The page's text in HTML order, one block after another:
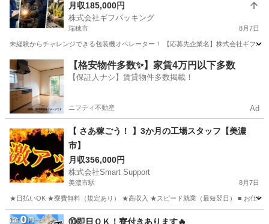
らチャレンジできる包装機オペレーター！
月収185,000円
株式会社ギフパッキング
瑞穂市 8月7日
未経験からチャレンジできる包装機オペレーター！ 【応募先企業名】株式会社ギフ
岐阜 瑞穂市 工場
【格安物件多数✨】家賃4万円以下多数
【保証人ナシ】賃貸物件多数掲載！
ニフティ不動産 Ad
【 さあ稼ごう！ 】3か月の工場スタッフ【美濃
市】
月収356,000円
株式会社Smart Support
美濃市駅 8月7日
★日払いOK ★寮費無料（規定あり） ★高収入 ★スピード就業（最短翌日） ■ お仕事
岐阜 美濃市 美濃市駅 工場 未経験
⑩即日ＯＫ！寮付きあります🔥